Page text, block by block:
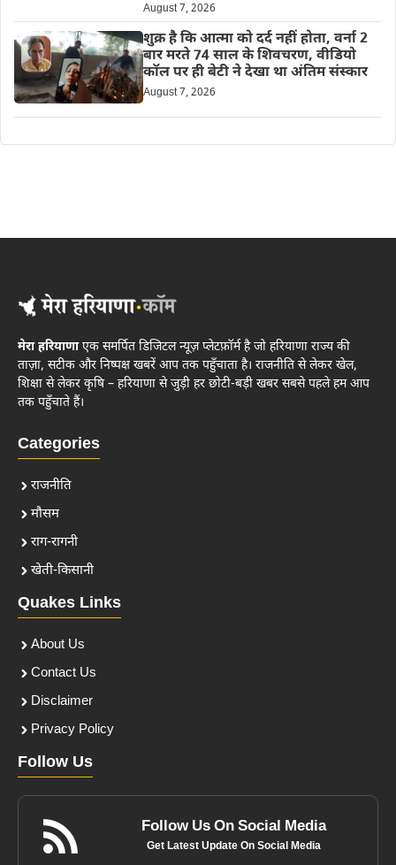
August 7, 2026
शुक्र है कि आत्मा को दर्द नहीं होता, वर्ना 2
बार मरते 74 साल के शिवचरण, वीडियो
कॉल पर ही बेटी ने देखा था अंतिम संस्कार
August 7, 2026
मेरा हरियाणाएक समर्पित डिजिटल न्यूज़ प्लेटफ़ॉर्म है जो हरियाणा राज्य की
ताज़ा, सटीक और निष्पक्ष खबरें आप तक पहुँचाता है। राजनीति से लेकर खेल,
शिक्षा से लेकर कृषि – हरियाणा से जुड़ी हर छोटी-बड़ी खबर सबसे पहले हम आप
तक पहुँचाते हैं।
Categories
राजनीति
मौसम
राग-रागनी
खेती-किसानी
Quakes Links
About Us
Contact Us
Disclaimer
Privacy Policy
Follow Us
Follow Us On Social Media
Get Latest Update On Social Media